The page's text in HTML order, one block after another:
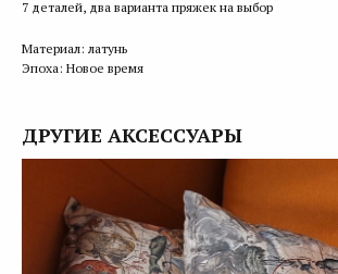
7 деталей, два варианта пряжек на выбор
Материал: латунь
Эпоха: Новое время
ДРУГИЕ АКСЕССУАРЫ